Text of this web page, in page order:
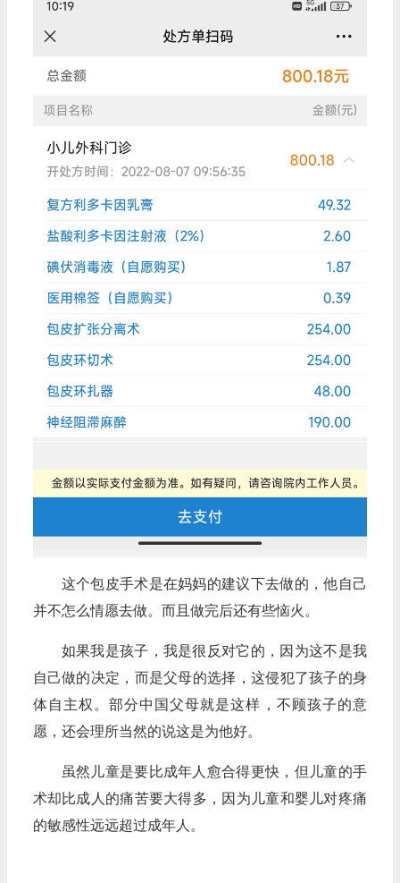
这个包皮手术是在妈妈的建议下去做的，他自己
并不怎么情愿去做。而且做完后还有些恼火。
如果我是孩子，我是很反对它的，因为这不是我
自己做的决定，而是父母的选择，这侵犯了孩子的身
体自主权。部分中国父母就是这样，不顾孩子的意
愿，还会理所当然的说这是为他好。
虽然儿童是要比成年人愈合得更快，但儿童的手
术却比成人的痛苦要大得多，因为儿童和婴儿对疼痛
的敏感性远远超过成年人。